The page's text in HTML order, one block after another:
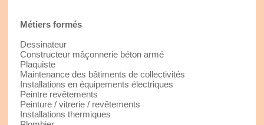
Métiers formés
Dessinateur
Constructeur mâçonnerie béton armé
Plaquiste
Maintenance des bâtiments de collectivités
Installations en équipements électriques
Peintre revêtements
Peinture / vitrerie / revêtements
Installations thermiques